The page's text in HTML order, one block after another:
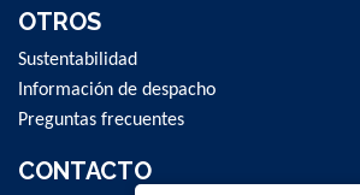
OTROS
Sustentabilidad
Información de despacho
Preguntas frecuentes
CONTACTO